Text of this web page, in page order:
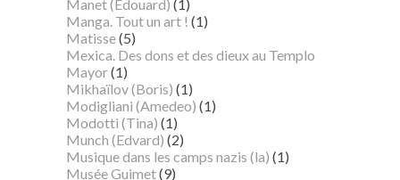
Manet (Edouard) (1)
Manga. Tout un art ! (1)
Matisse(5)
Mexica. Des dons et des dieux au Templo
Mayor(1)
Mikhaïlov (Boris) (1)
Modigliani (Amedeo) (1)
Modotti (Tina) (1)
Munch (Edvard) (2)
Musique dans les camps nazis (la) (1)
Musée Guimet(9)